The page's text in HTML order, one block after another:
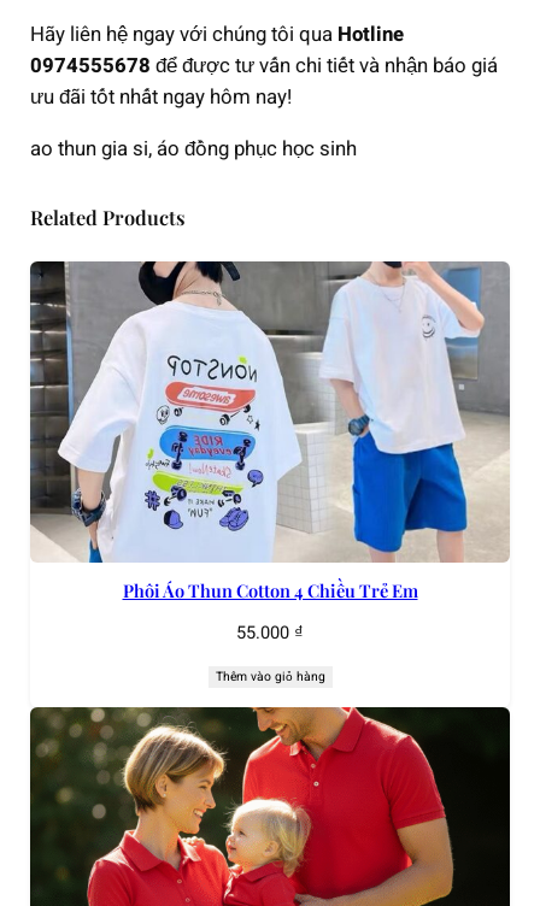
Hãy liên hệ ngay với chúng tôi qua Hotline
0974555678 để được tư vấn chi tiết và nhận báo giá
ưu đãi tốt nhất ngay hôm nay!
ao thun gia si, áo đồng phục học sinh
Related Products
Phôi Áo Thun Cotton 4 Chiều Trẻ Em
55.000 ₫
Thêm vào giỏ hàng